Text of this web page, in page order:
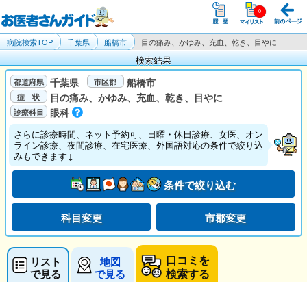
病院検索TOP 千葉県 船橋市 目の痛み、かゆみ、充血、乾き、目やに
検索結果
千葉県
船橋市
目の痛み、かゆみ、充血、乾き、目やに
眼科
さらに診療時間、ネット予約可、日曜・休日診療、女医、オン
ライン診療、夜間診療、在宅医療、外国語対応の条件で絞り込
みもできます↓
条件で絞り込む
科目変更 市郡変更
リスト
で見る
地図
で見る
口コミを
検索する